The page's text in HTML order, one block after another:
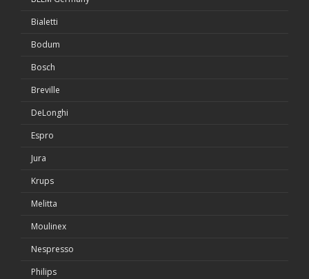
Bialetti
Bodum
Bosch
Breville
DeLonghi
Espro
Jura
Krups
Melitta
Moulinex
Nespresso
Philips